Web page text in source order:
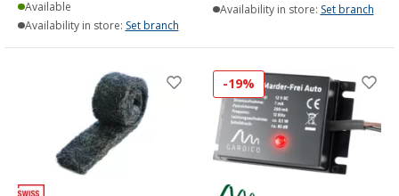
Available
Availability in store: Set branch
Availability in store: Set branch
-19%